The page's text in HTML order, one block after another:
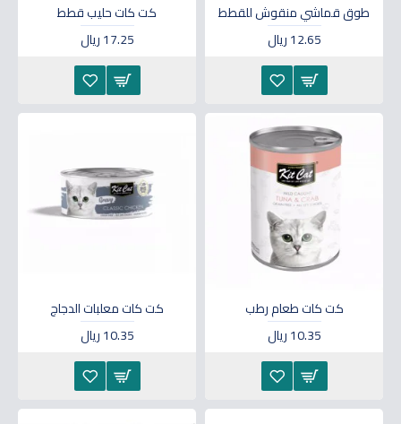
طوق قماشي منقوش للقطط
12.65 ريال
كت كات حليب قطط
17.25 ريال
كت كات طعام رطب
10.35 ريال
كت كات معلبات الدجاج
10.35 ريال